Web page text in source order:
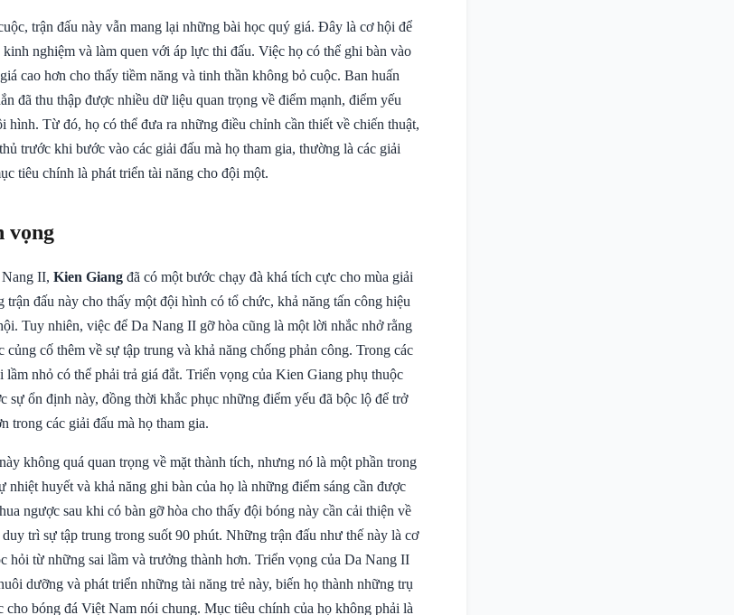
trận đấu này vẫn mang lại những bài học quý giá. Đây là cơ hội để
nghiệm và làm quen với áp lực thi đấu. Việc họ có thể ghi bàn vào
cao hơn cho thấy tiềm năng và tinh thần không bỏ cuộc. Ban huấn
đã thu thập được nhiều dữ liệu quan trọng về điểm mạnh, điểm yếu
hình. Từ đó, họ có thể đưa ra những điều chỉnh cần thiết về chiến thuật,
trước khi bước vào các giải đấu mà họ tham gia, thường là các giải
tiêu chính là phát triển tài năng cho đội một.
vọng
II, Kien Giang đã có một bước chạy đà khá tích cực cho mùa giải
trận đấu này cho thấy một đội hình có tổ chức, khả năng tấn công hiệu
Tuy nhiên, việc để Da Nang II gỡ hòa cũng là một lời nhắc nhở rằng
củng cố thêm về sự tập trung và khả năng chống phản công. Trong các
lầm nhỏ có thể phải trả giá đắt. Triển vọng của Kien Giang phụ thuộc
sự ổn định này, đồng thời khắc phục những điểm yếu đã bộc lộ để trở
trong các giải đấu mà họ tham gia.
không quá quan trọng về mặt thành tích, nhưng nó là một phần trong
nhiệt huyết và khả năng ghi bàn của họ là những điểm sáng cần được
ngược sau khi có bàn gỡ hòa cho thấy đội bóng này cần cải thiện về
trì sự tập trung trong suốt 90 phút. Những trận đấu như thế này là cơ
hỏi từ những sai lầm và trưởng thành hơn. Triển vọng của Da Nang II
dưỡng và phát triển những tài năng trẻ này, biến họ thành những trụ
cho bóng đá Việt Nam nói chung. Mục tiêu chính của họ không phải là